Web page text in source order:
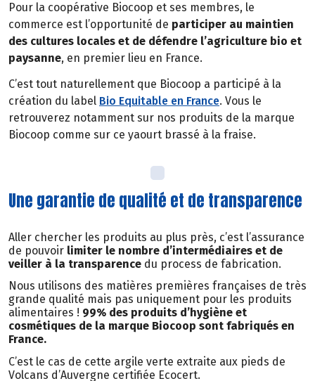
Pour la coopérative Biocoop et ses membres, le
commerce est l’opportunité de participer au maintien
des cultures locales et de défendre l’agriculture bio et
paysanne, en premier lieu en France.
C’est tout naturellement que Biocoop a participé à la
création du label Bio Equitable en France. Vous le
retrouverez notamment sur nos produits de la marque
Biocoop comme sur ce yaourt brassé à la fraise.
Une garantie de qualité et de transparence
Aller chercher les produits au plus près, c’est l’assurance
de pouvoir limiter le nombre d’intermédiaires et de
veiller à la transparence du process de fabrication.
Nous utilisons des matières premières françaises de très
grande qualité mais pas uniquement pour les produits
alimentaires ! 99% des produits d’hygiène et
cosmétiques de la marque Biocoop sont fabriqués en
France.
C’est le cas de cette argile verte extraite aux pieds de
Volcans d’Auvergne certifiée Ecocert.